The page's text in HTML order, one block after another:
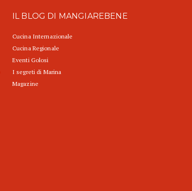
IL BLOG DI MANGIAREBENE
Cucina Internazionale
Cucina Regionale
Eventi Golosi
I segreti di Marina
Magazine